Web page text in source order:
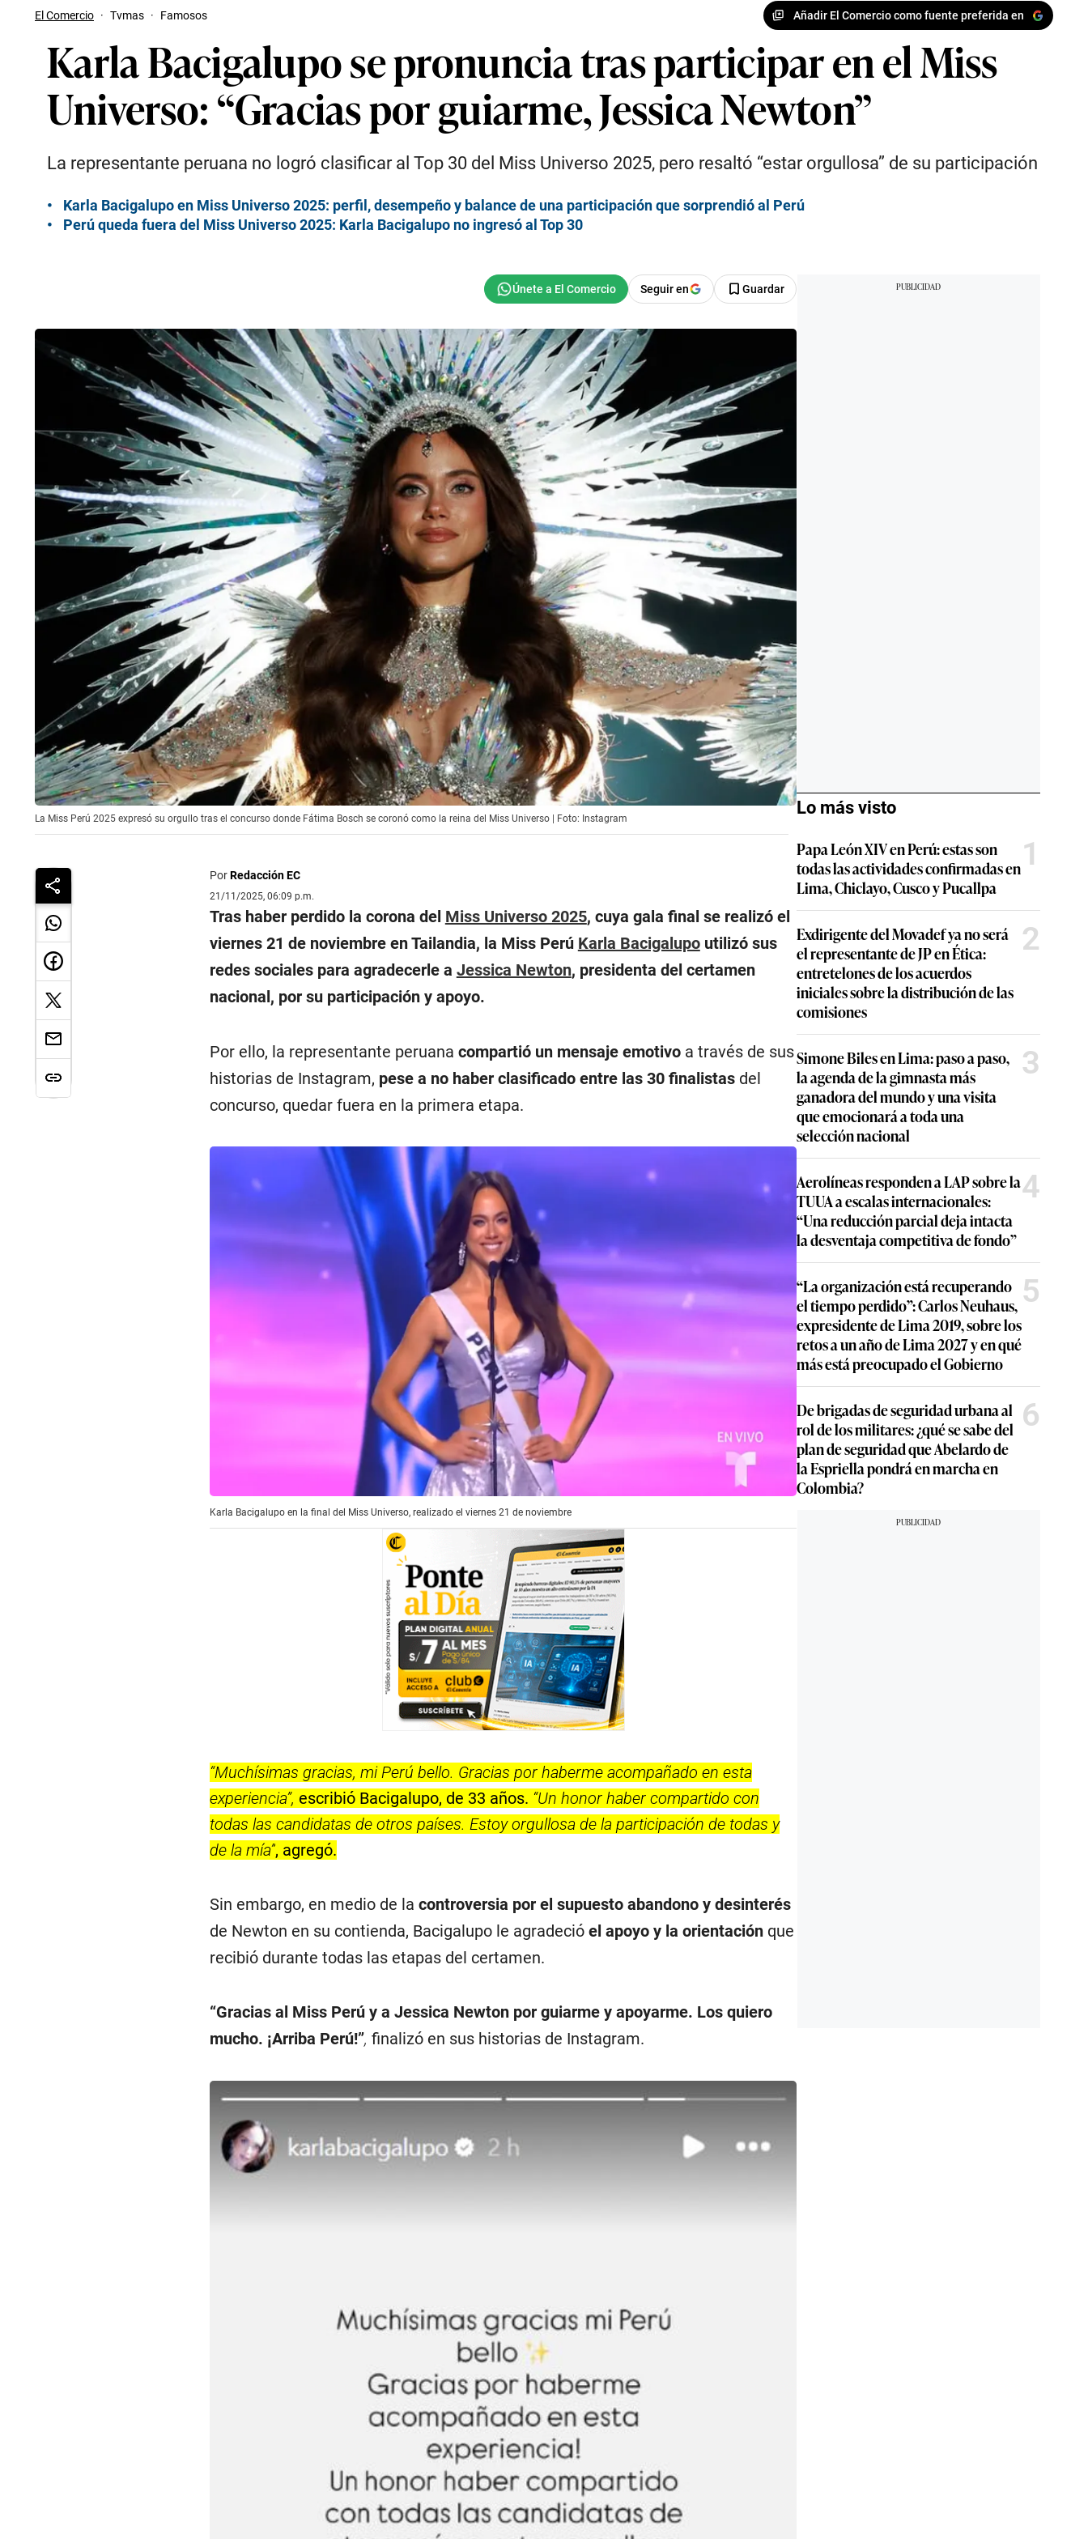
El Comercio · Tvmas · Famosos Añadir El Comercio como fuente preferida en
Karla Bacigalupo se pronuncia tras participar en el Miss
Universo: “Gracias por guiarme, Jessica Newton”
La representante peruana no logró clasificar al Top 30 del Miss Universo 2025, pero resaltó “estar orgullosa” de su participación
Karla Bacigalupo en Miss Universo 2025: perfil, desempeño y balance de una participación que sorprendió al Perú
Perú queda fuera del Miss Universo 2025: Karla Bacigalupo no ingresó al Top 30
Seguir en Guardar
La Miss Perú 2025 expresó su orgullo tras el concurso donde Fátima Bosch se coronó como la reina del Miss Universo | Foto: Instagram
PorRedacción EC
21/11/2025, 06:09 p.m.
Tras haber perdido la corona del Miss Universo 2025, cuya gala final se realizó el
viernes 21 de noviembre en Tailandia, la Miss Perú Karla Bacigalupoutilizó sus
redes sociales para agradecerle a Jessica Newton, presidenta del certamen
nacional, por su participación y apoyo.
Por ello, la representante peruana compartió un mensaje emotivoa través de sus
historias de Instagram, pese a no haber clasificado entre las 30 finalistasdel
concurso, quedar fuera en la primera etapa.
Karla Bacigalupo en la final del Miss Universo, realizado el viernes 21 de noviembre
“Muchísimas gracias, mi Perú bello. Gracias por haberme acompañado en esta
experiencia”, escribió Bacigalupo, de 33 años. “Un honor haber compartido con
todas las candidatas de otros países. Estoy orgullosa de la participación de todas y
de la mía”, agregó.
Sin embargo, en medio de la controversia por el supuesto abandono y desinterés
de Newton en su contienda, Bacigalupo le agradeció el apoyo y la orientaciónque
recibió durante todas las etapas del certamen.
“Gracias al Miss Perú y a Jessica Newton por guiarme y apoyarme. Los quiero
mucho. ¡Arriba Perú!”, finalizó en sus historias de Instagram.
Lo más visto
Papa León XIV en Perú: estas son
todas las actividades confirmadas en
Lima, Chiclayo, Cusco y Pucallpa
1
Exdirigente del Movadef ya no será
el representante de JP en Ética:
entretelones de los acuerdos
iniciales sobre la distribución de las
comisiones
2
Simone Biles en Lima: paso a paso,
la agenda de la gimnasta más
ganadora del mundo y una visita
que emocionará a toda una
selección nacional
3
Aerolíneas responden a LAP sobre la
TUUA a escalas internacionales:
“Una reducción parcial deja intacta
la desventaja competitiva de fondo”
4
“La organización está recuperando
el tiempo perdido”: Carlos Neuhaus,
expresidente de Lima 2019, sobre los
retos a un año de Lima 2027 y en qué
más está preocupado el Gobierno
5
De brigadas de seguridad urbana al
rol de los militares: ¿qué se sabe del
plan de seguridad que Abelardo de
la Espriella pondrá en marcha en
Colombia?
6